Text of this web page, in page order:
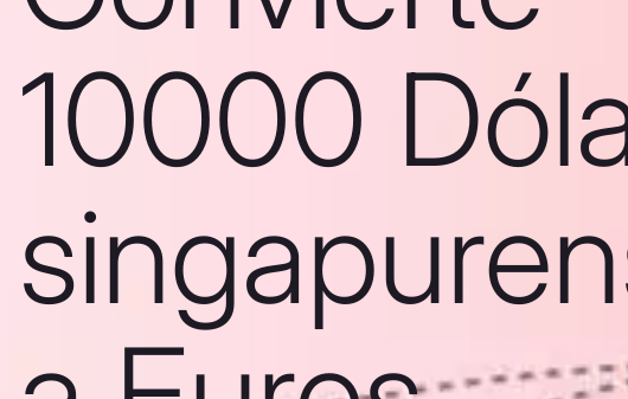
10000